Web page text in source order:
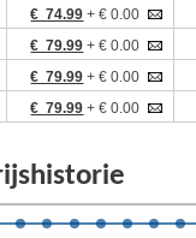
€ 74.99 + € 0.00
€ 79.99 + € 0.00
€ 79.99 + € 0.00
€ 79.99 + € 0.00